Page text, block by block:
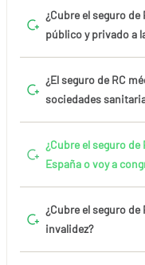
¿Cubre el seguro
público y privado a
¿El seguro de RC
sociedades
¿Cubre el seguro
España o voy a
¿Cubre el seguro
invalidez?